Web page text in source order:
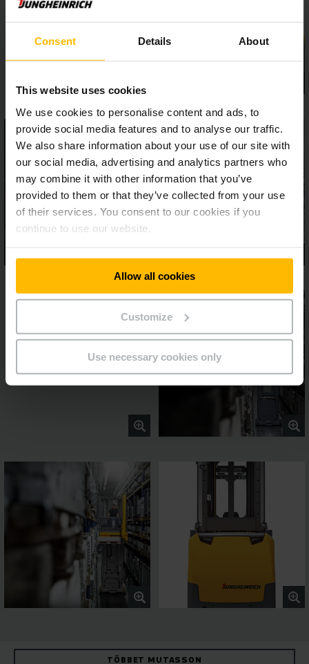
Consent Details About
This website uses cookies
We use cookies to personalise content and ads, to
provide social media features and to analyse our traffic.
We also share information about your use of our site with
our social media, advertising and analytics partners who
may combine it with other information that you’ve
provided to them or that they’ve collected from your use
of their services. You consent to our cookies if you
continue to use our website.
Allow all cookies
Customize
Use necessary cookies only
TÖBBET MUTASSON